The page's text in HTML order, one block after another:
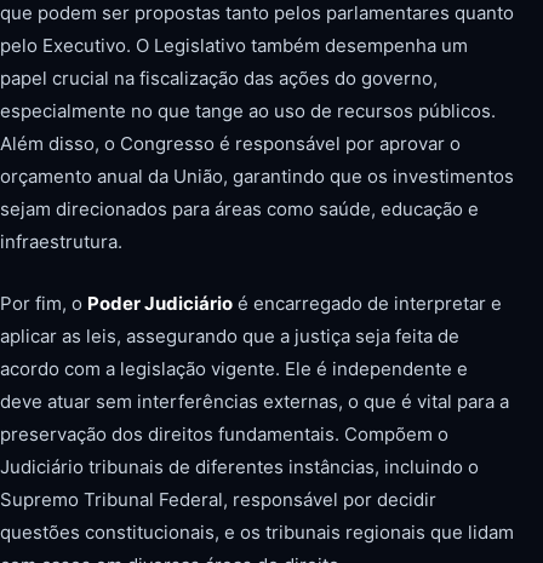
que podem ser propostas tanto pelos parlamentares quanto
pelo Executivo. O Legislativo também desempenha um
papel crucial na fiscalização das ações do governo,
especialmente no que tange ao uso de recursos públicos.
Além disso, o Congresso é responsável por aprovar o
orçamento anual da União, garantindo que os investimentos
sejam direcionados para áreas como saúde, educação e
infraestrutura.
Por fim, o Poder Judiciário é encarregado de interpretar e
aplicar as leis, assegurando que a justiça seja feita de
acordo com a legislação vigente. Ele é independente e
deve atuar sem interferências externas, o que é vital para a
preservação dos direitos fundamentais. Compõem o
Judiciário tribunais de diferentes instâncias, incluindo o
Supremo Tribunal Federal, responsável por decidir
questões constitucionais, e os tribunais regionais que lidam